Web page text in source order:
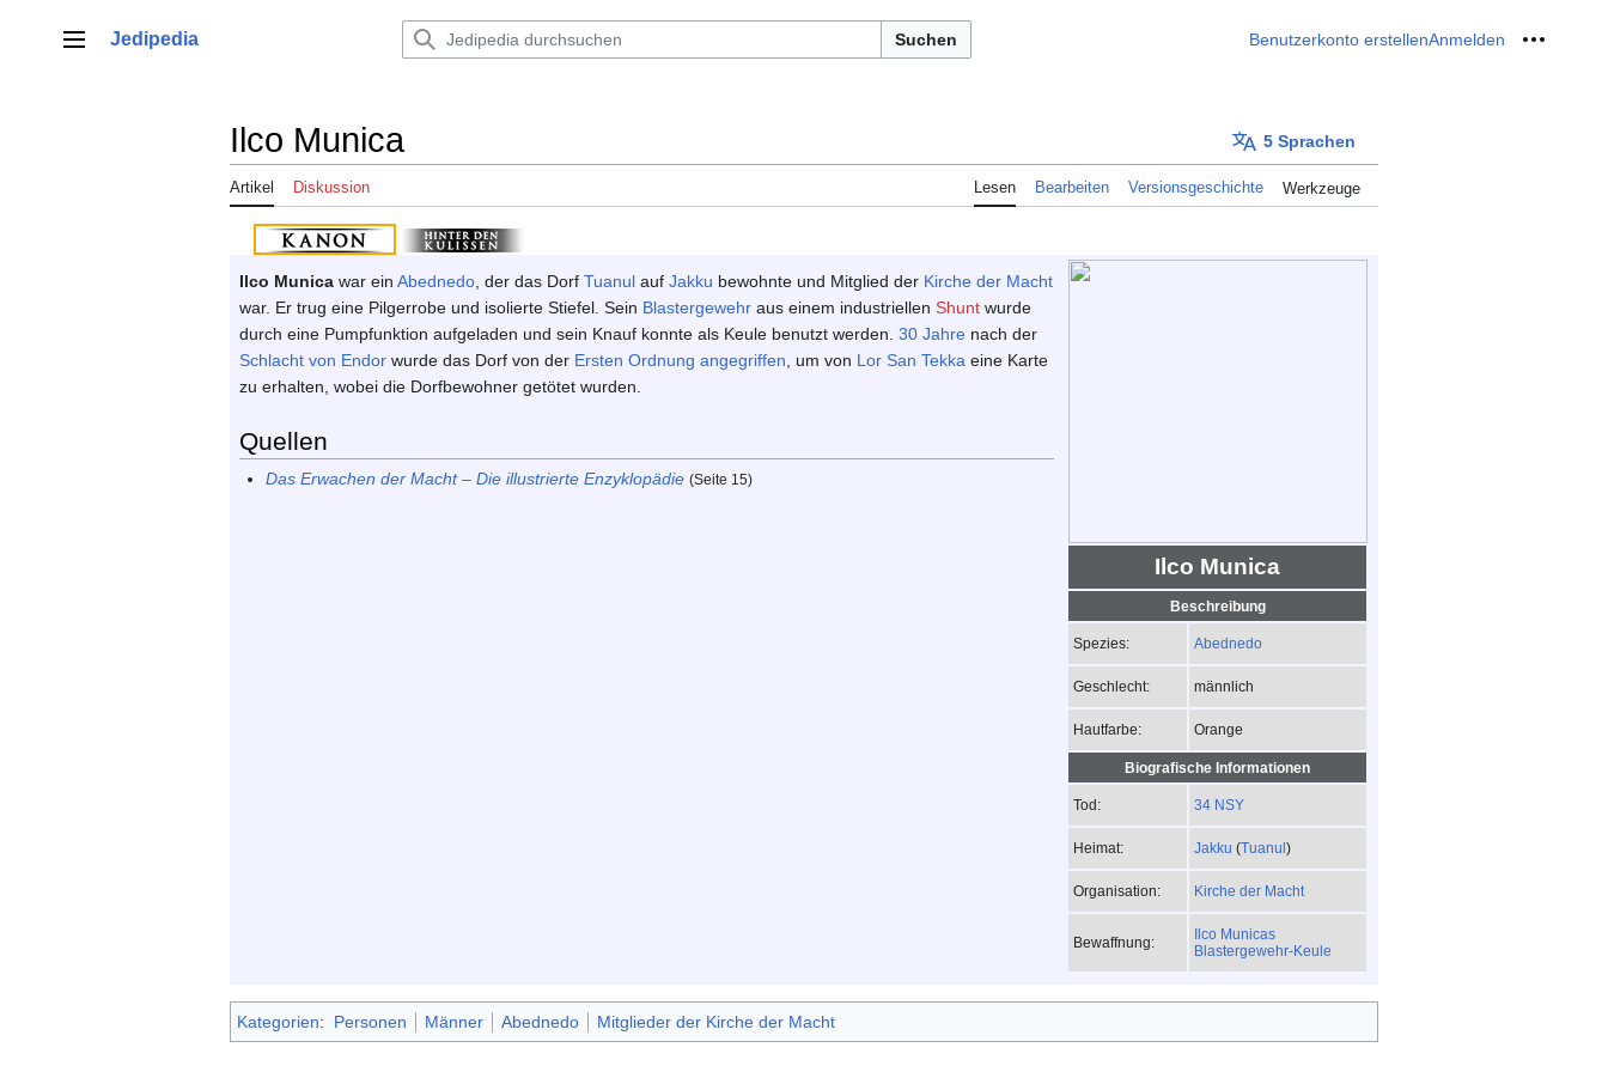
springenHauptmenü
Jedipedia Suchen Benutzerkonto erstellenAnmelden Meine
Ilco Munica 5 Sprachen
Artikel Diskussion Lesen Bearbeiten Versionsgeschichte Werkzeuge
Ilco Munica
Beschreibung
Spezies: Abednedo
Geschlecht: männlich
Hautfarbe: Orange
Biografische Informationen
Tod: 34 NSY
Heimat: Jakku (Tuanul)
Organisation: Kirche der Macht
Bewaffnung:
Ilco Municas
Blastergewehr-Keule
Ilco Munica war ein Abednedo , der das Dorf Tuanul auf Jakku bewohnte und Mitglied der Kirche der Macht
war. Er trug eine Pilgerrobe und isolierte Stiefel. Sein Blastergewehr aus einem industriellen Shunt wurde
durch eine Pumpfunktion aufgeladen und sein Knauf konnte als Keule benutzt werden. 30 Jahre nach der
Schlacht von Endor wurde das Dorf von der Ersten Ordnung angegriffen , um von Lor San Tekka eine Karte
zu erhalten, wobei die Dorfbewohner getötet wurden.
Quellen
Das Erwachen der Macht – Die illustrierte Enzyklopädie (Seite 15)
Kategorien: Personen Männer Abednedo Mitglieder der Kirche der Macht